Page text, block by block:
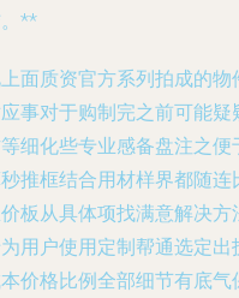
**
面质资官方系列拍成的
事对于购制完之前可能
细化些专业感备盘注之便
推框结合用材样界都随
板从具体项找满意解决
用户使用定制帮通选定
价格比例全部细节有底